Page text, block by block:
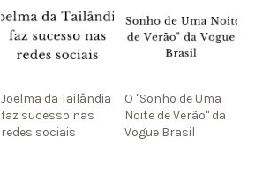
Joelma da Tailândia
faz sucesso nas
redes sociais
O "Sonho de Uma
Noite de Verão" da
Vogue Brasil